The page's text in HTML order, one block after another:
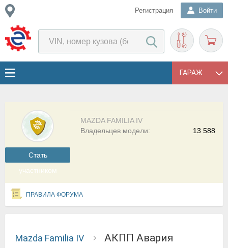
Регистрация Войти
ГАРАЖ
Cтать
участником
MAZDA FAMILIA IV
13 588
Владельцев модели:
ПРАВИЛА ФОРУМА
Mazda Familia IV АКПП Авария